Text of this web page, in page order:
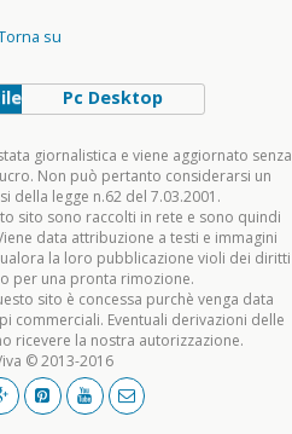
su
Pc Desktop
giornalistica e viene aggiornato senza
Non può pertanto considerarsi un
della legge n.62 del 7.03.2001.
sito sono raccolti in rete e sono quindi
data attribuzione a testi e immagini
la loro pubblicazione violi dei diritti
per una pronta rimozione.
sito è concessa purchè venga data
commerciali. Eventuali derivazioni delle
ricevere la nostra autorizzazione.
© 2013-2016